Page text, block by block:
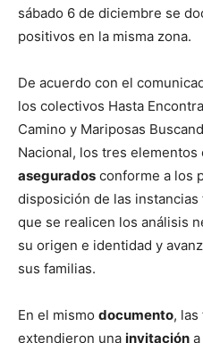
sábado 6 de diciembre se
positivos en la misma zona.
De acuerdo con el
los colectivos Hasta
Camino y Mariposas
Nacional, los tres
asegurados conforme a los
disposición de las
que se realicen los análisis
su origen e identidad y
sus familias.
En el mismo documento, las
extendieron una invitación